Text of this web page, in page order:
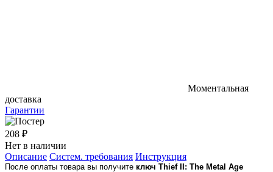
Моментальная
доставка
Гарантии
208 ₽
Нет в наличии
Описание Систем. требования Инструкция
После оплаты товара вы получите ключ Thief II: The Metal Age